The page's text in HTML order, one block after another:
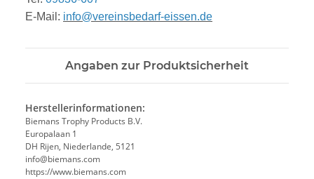
E-Mail: info@vereinsbedarf-eissen.de
Angaben zur Produktsicherheit
Herstellerinformationen:
Biemans Trophy Products B.V.
Europalaan 1
DH Rijen, Niederlande, 5121
info@biemans.com
https://www.biemans.com